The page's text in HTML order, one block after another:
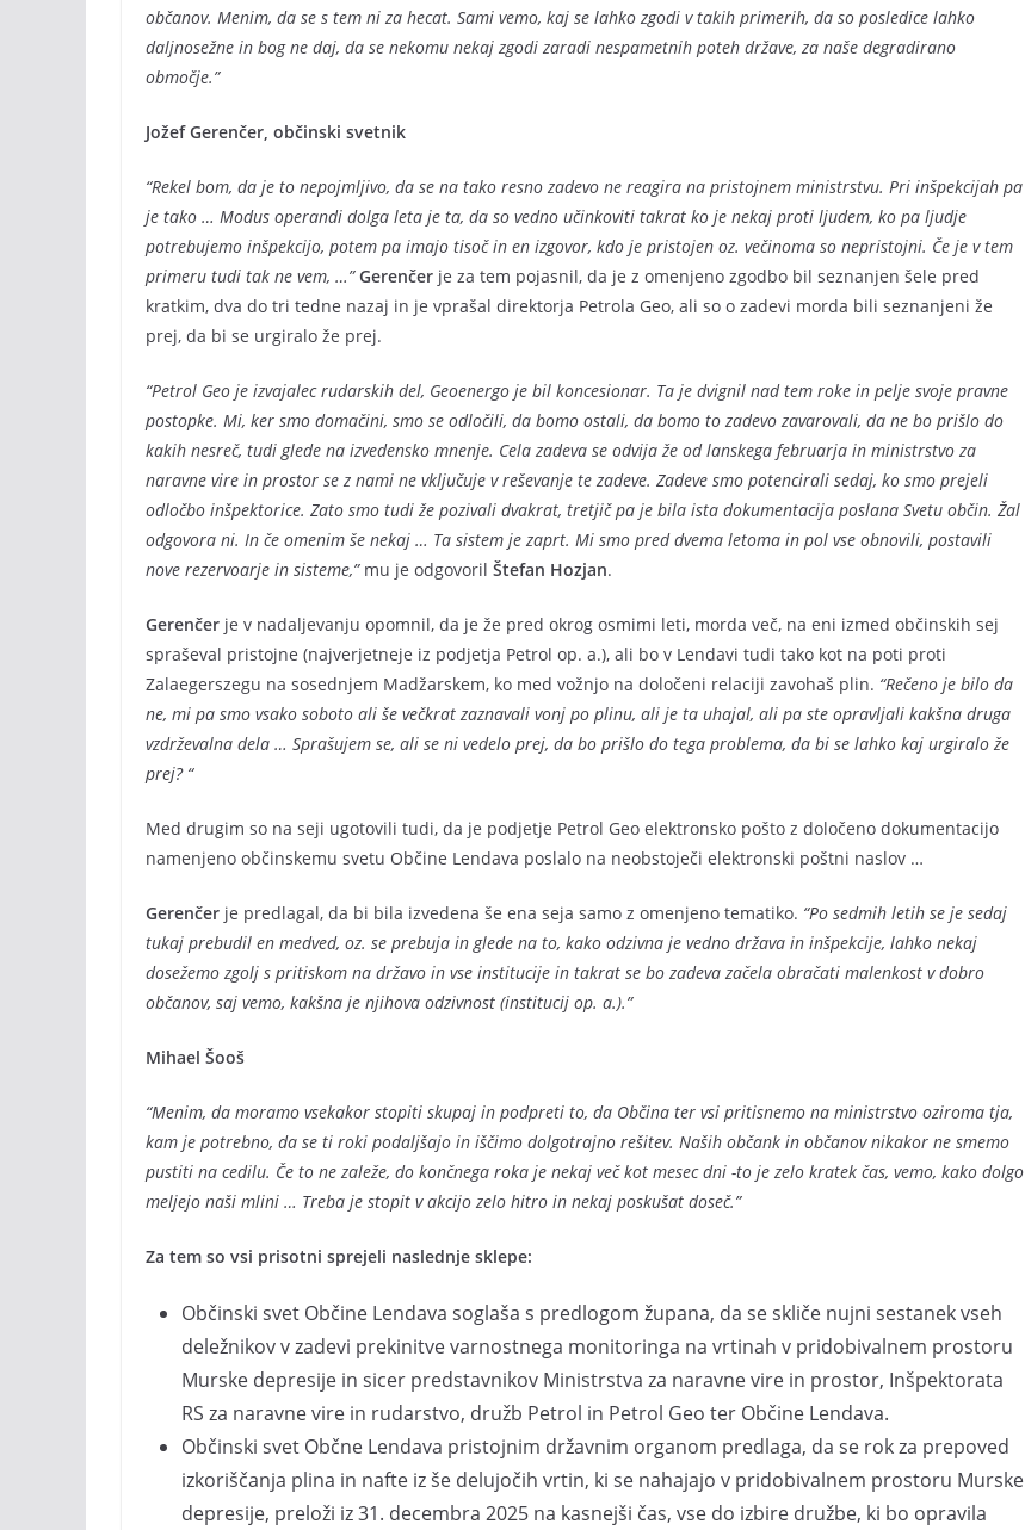
občanov. Menim, da se s tem ni za hecat. Sami vemo, kaj se lahko zgodi v takih primerih, da so posledice lahko
daljnosežne in bog ne daj, da se nekomu nekaj zgodi zaradi nespametnih poteh države, za naše degradirano
območje.”
Jožef Gerenčer, občinski svetnik
“Rekel bom, da je to nepojmljivo, da se na tako resno zadevo ne reagira na pristojnem ministrstvu. Pri inšpekcijah pa
je tako … Modus operandi dolga leta je ta, da so vedno učinkoviti takrat ko je nekaj proti ljudem, ko pa ljudje
potrebujemo inšpekcijo, potem pa imajo tisoč in en izgovor, kdo je pristojen oz. večinoma so nepristojni. Če je v tem
primeru tudi tak ne vem, …” Gerenčer je za tem pojasnil, da je z omenjeno zgodbo bil seznanjen šele pred
kratkim, dva do tri tedne nazaj in je vprašal direktorja Petrola Geo, ali so o zadevi morda bili seznanjeni že
prej, da bi se urgiralo že prej.
“Petrol Geo je izvajalec rudarskih del, Geoenergo je bil koncesionar. Ta je dvignil nad tem roke in pelje svoje pravne
postopke. Mi, ker smo domačini, smo se odločili, da bomo ostali, da bomo to zadevo zavarovali, da ne bo prišlo do
kakih nesreč, tudi glede na izvedensko mnenje. Cela zadeva se odvija že od lanskega februarja in ministrstvo za
naravne vire in prostor se z nami ne vključuje v reševanje te zadeve. Zadeve smo potencirali sedaj, ko smo prejeli
odločbo inšpektorice. Zato smo tudi že pozivali dvakrat, tretjič pa je bila ista dokumentacija poslana Svetu občin. Žal
odgovora ni. In če omenim še nekaj … Ta sistem je zaprt. Mi smo pred dvema letoma in pol vse obnovili, postavili
nove rezervoarje in sisteme,”mu je odgovoril Štefan Hozjan.
Gerenčer je v nadaljevanju opomnil, da je že pred okrog osmimi leti, morda več, na eni izmed občinskih sej
spraševal pristojne (najverjetneje iz podjetja Petrol op. a.), ali bo v Lendavi tudi tako kot na poti proti
Zalaegerszegu na sosednjem Madžarskem, ko med vožnjo na določeni relaciji zavohaš plin. “Rečeno je bilo da
ne, mi pa smo vsako soboto ali še večkrat zaznavali vonj po plinu, ali je ta uhajal, ali pa ste opravljali kakšna druga
vzdrževalna dela … Sprašujem se, ali se ni vedelo prej, da bo prišlo do tega problema, da bi se lahko kaj urgiralo že
prej? “
Med drugim so na seji ugotovili tudi, da je podjetje Petrol Geo elektronsko pošto z določeno dokumentacijo
namenjeno občinskemu svetu Občine Lendava poslalo na neobstoječi elektronski poštni naslov …
Gerenčer je predlagal, da bi bila izvedena še ena seja samo z omenjeno tematiko. “Po sedmih letih se je sedaj
tukaj prebudil en medved, oz. se prebuja in glede na to, kako odzivna je vedno država in inšpekcije, lahko nekaj
dosežemo zgolj s pritiskom na državo in vse institucije in takrat se bo zadeva začela obračati malenkost v dobro
občanov, saj vemo, kakšna je njihova odzivnost (institucij op. a.).”
Mihael Šooš
“Menim, da moramo vsekakor stopiti skupaj in podpreti to, da Občina ter vsi pritisnemo na ministrstvo oziroma tja,
kam je potrebno, da se ti roki podaljšajo in iščimo dolgotrajno rešitev. Naših občank in občanov nikakor ne smemo
pustiti na cedilu. Če to ne zaleže, do končnega roka je nekaj več kot mesec dni -to je zelo kratek čas, vemo, kako dolgo
meljejo naši mlini … Treba je stopit v akcijo zelo hitro in nekaj poskušat doseč.”
Za tem so vsi prisotni sprejeli naslednje sklepe:
Občinski svet Občine Lendava soglaša s predlogom župana, da se skliče nujni sestanek vseh
deležnikov v zadevi prekinitve varnostnega monitoringa na vrtinah v pridobivalnem prostoru
Murske depresije in sicer predstavnikov Ministrstva za naravne vire in prostor, Inšpektorata
RS za naravne vire in rudarstvo, družb Petrol in Petrol Geo ter Občine Lendava.
Občinski svet Občne Lendava pristojnim državnim organom predlaga, da se rok za prepoved
izkoriščanja plina in nafte iz še delujočih vrtin, ki se nahajajo v pridobivalnem prostoru Murske
depresije, preloži iz 31. decembra 2025 na kasnejši čas, vse do izbire družbe, ki bo opravila